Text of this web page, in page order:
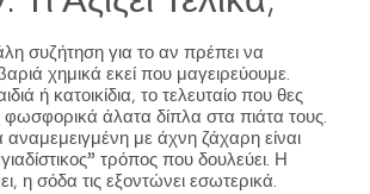
συζήτηση για το αν πρέπει να
χημικά εκεί που μαγειρεύουμε.
ή κατοικίδια, το τελευταίο που θες
φωσφορικά άλατα δίπλα στα πιάτα τους.
αναμεμειγμένη με άχνη ζάχαρη είναι
τρόπος που δουλεύει. Η
η σόδα τις εξοντώνει εσωτερικά.